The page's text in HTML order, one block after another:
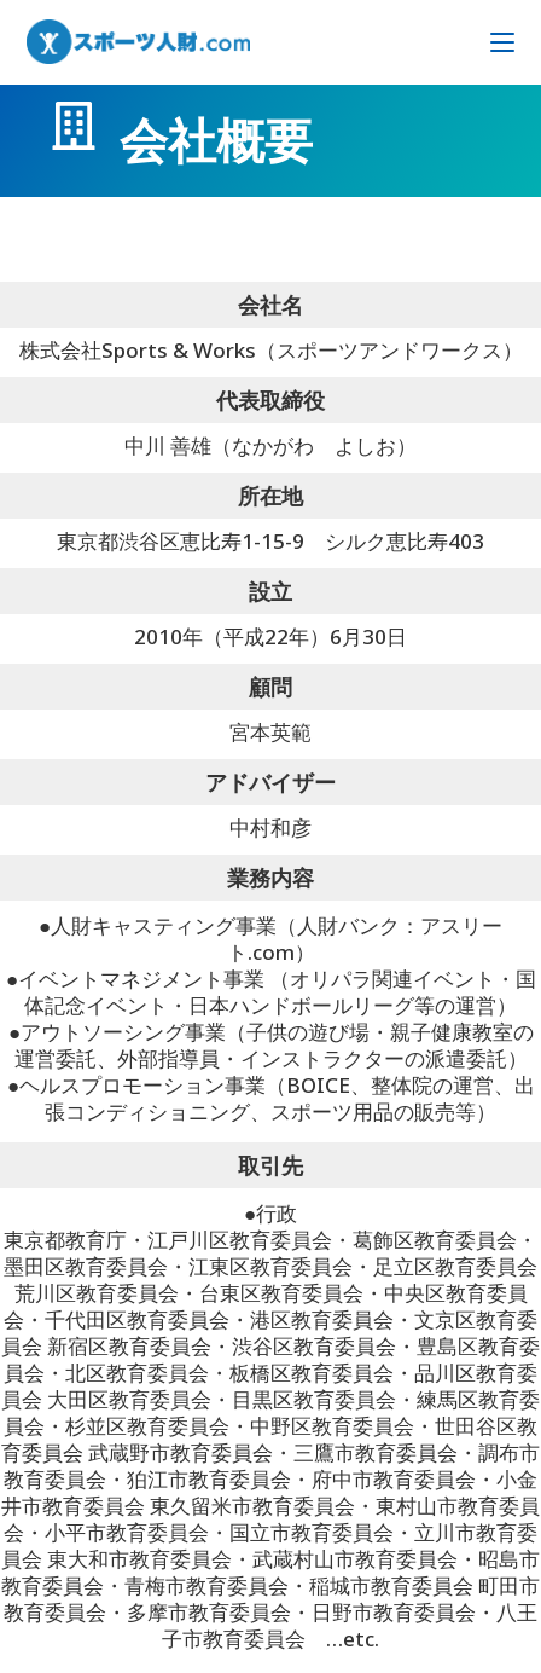
会社概要
会社名
株式会社Sports & Works（スポーツアンドワークス）
代表取締役
中川 善雄（なかがわ よしお）
所在地
東京都渋谷区恵比寿1-15-9 シルク恵比寿403
設立
2010年（平成22年）6月30日
顧問
宮本英範
アドバイザー
中村和彦
業務内容
●人財キャスティング事業（人財バンク：アスリー
ト.com）
●イベントマネジメント事業 （オリパラ関連イベント・国
体記念イベント・日本ハンドボールリーグ等の運営）
●アウトソーシング事業（子供の遊び場・親子健康教室の
運営委託、外部指導員・インストラクターの派遣委託）
●ヘルスプロモーション事業（BOICE、整体院の運営、出
張コンディショニング、スポーツ用品の販売等）
取引先
●行政
東京都教育庁・江戸川区教育委員会・葛飾区教育委員会・
墨田区教育委員会・江東区教育委員会・足立区教育委員会
荒川区教育委員会・台東区教育委員会・中央区教育委員
会・千代田区教育委員会・港区教育委員会・文京区教育委
員会 新宿区教育委員会・渋谷区教育委員会・豊島区教育委
員会・北区教育委員会・板橋区教育委員会・品川区教育委
員会 大田区教育委員会・目黒区教育委員会・練馬区教育委
員会・杉並区教育委員会・中野区教育委員会・世田谷区教
育委員会 武蔵野市教育委員会・三鷹市教育委員会・調布市
教育委員会・狛江市教育委員会・府中市教育委員会・小金
井市教育委員会 東久留米市教育委員会・東村山市教育委員
会・小平市教育委員会・国立市教育委員会・立川市教育委
員会 東大和市教育委員会・武蔵村山市教育委員会・昭島市
教育委員会・青梅市教育委員会・稲城市教育委員会 町田市
教育委員会・多摩市教育委員会・日野市教育委員会・八王
子市教育委員会 …etc.